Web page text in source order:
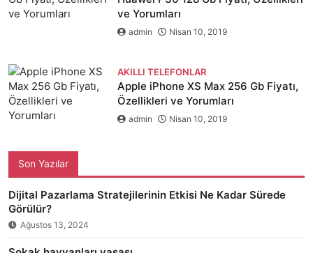
ve Yorumları
admin Nisan 10, 2019
AKILLI TELEFONLAR
Apple iPhone XS Max 256 Gb Fiyatı,
Özellikleri ve Yorumları
admin Nisan 10, 2019
Son Yazılar
Dijital Pazarlama Stratejilerinin Etkisi Ne Kadar Sürede
Görülür?
Ağustos 13, 2024